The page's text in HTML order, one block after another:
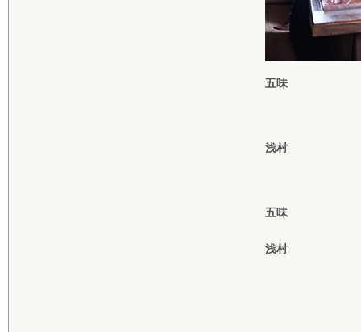
五味
浅村
五味
浅村